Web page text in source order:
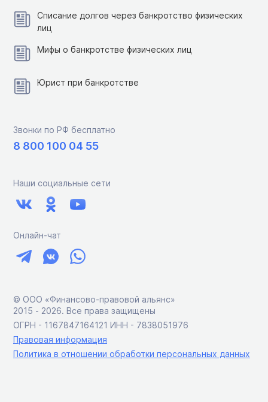
Списание долгов через банкротство физических
лиц
Мифы о банкротстве физических лиц
Юрист при банкротстве
Звонки по РФ бесплатно
8 800 100 04 55
Наши социальные сети
Онлайн-чат
© ООО «Финансово-правовой альянс»
2015 ‑ 2026. Все права защищены
ОГРН - 1167847164121 ИНН - 7838051976
Правовая информация
Политика в отношении обработки персональных данных